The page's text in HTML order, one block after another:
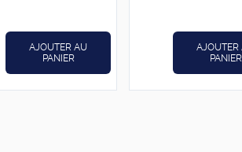
د.ت31,000.
AJOUTER AU
PANIER
AJOUTER
PANIER